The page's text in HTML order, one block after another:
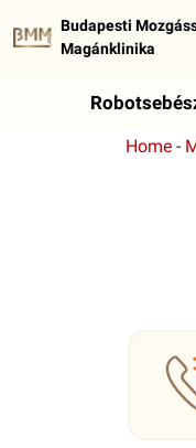
Budapesti
Magánklinika
Home -